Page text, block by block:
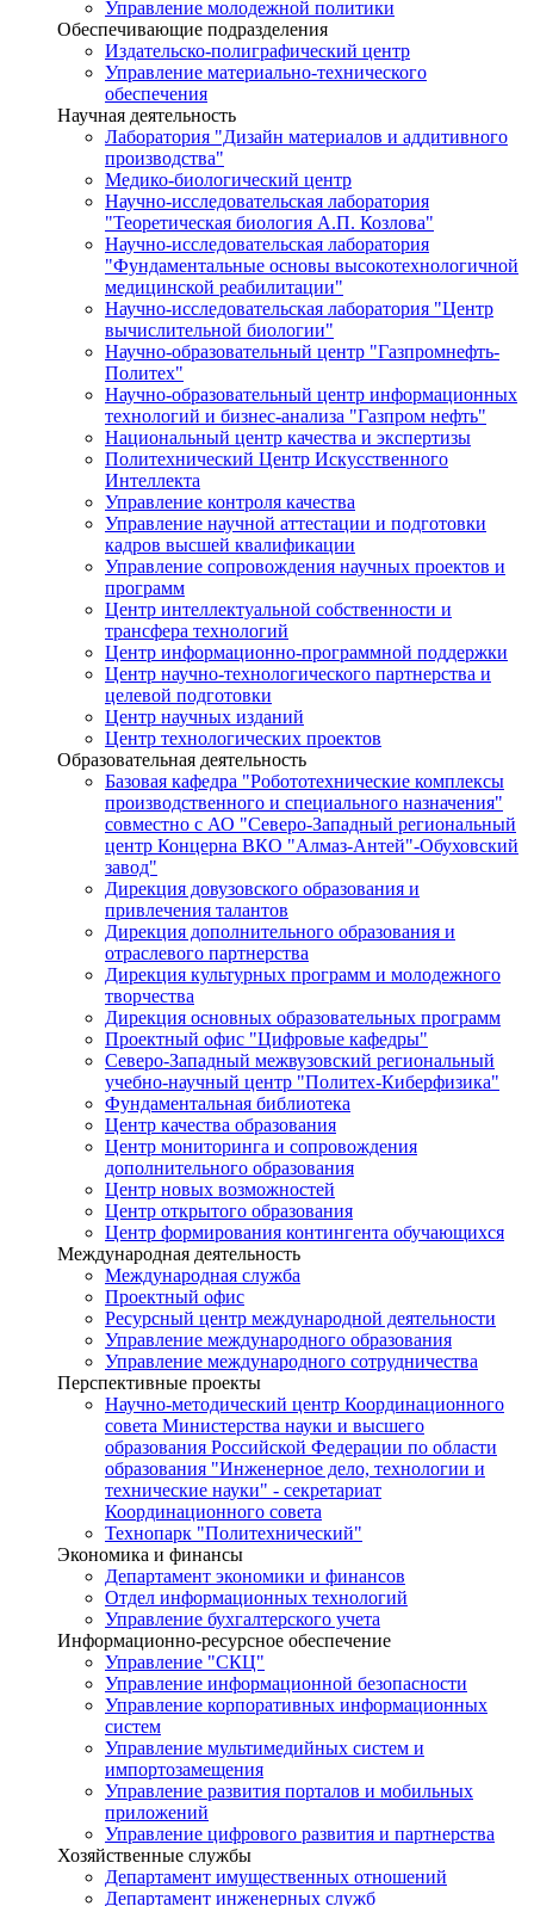
Управление молодежной политики
Обеспечивающие подразделения
Издательско-полиграфический центр
Управление материально-технического
обеспечения
Научная деятельность
Лаборатория "Дизайн материалов и аддитивного
производства"
Медико-биологический центр
Научно-исследовательская лаборатория
"Теоретическая биология А.П. Козлова"
Научно-исследовательская лаборатория
"Фундаментальные основы высокотехнологичной
медицинской реабилитации"
Научно-исследовательская лаборатория "Центр
вычислительной биологии"
Научно-образовательный центр "Газпромнефть-
Политех"
Научно-образовательный центр информационных
технологий и бизнес-анализа "Газпром нефть"
Национальный центр качества и экспертизы
Политехнический Центр Искусственного
Интеллекта
Управление контроля качества
Управление научной аттестации и подготовки
кадров высшей квалификации
Управление сопровождения научных проектов и
программ
Центр интеллектуальной собственности и
трансфера технологий
Центр информационно-программной поддержки
Центр научно-технологического партнерства и
целевой подготовки
Центр научных изданий
Центр технологических проектов
Образовательная деятельность
Базовая кафедра "Робототехнические комплексы
производственного и специального назначения"
совместно с АО "Северо-Западный региональный
центр Концерна ВКО "Алмаз-Антей"-Обуховский
завод"
Дирекция довузовского образования и
привлечения талантов
Дирекция дополнительного образования и
отраслевого партнерства
Дирекция культурных программ и молодежного
творчества
Дирекция основных образовательных программ
Проектный офис "Цифровые кафедры"
Северо-Западный межвузовский региональный
учебно-научный центр "Политех-Киберфизика"
Фундаментальная библиотека
Центр качества образования
Центр мониторинга и сопровождения
дополнительного образования
Центр новых возможностей
Центр открытого образования
Центр формирования контингента обучающихся
Международная деятельность
Международная служба
Проектный офис
Ресурсный центр международной деятельности
Управление международного образования
Управление международного сотрудничества
Перспективные проекты
Научно-методический центр Координационного
совета Министерства науки и высшего
образования Российской Федерации по области
образования "Инженерное дело, технологии и
технические науки" - секретариат
Координационного совета
Технопарк "Политехнический"
Экономика и финансы
Департамент экономики и финансов
Отдел информационных технологий
Управление бухгалтерского учета
Информационно-ресурсное обеспечение
Управление "СКЦ"
Управление информационной безопасности
Управление корпоративных информационных
систем
Управление мультимедийных систем и
импортозамещения
Управление развития порталов и мобильных
приложений
Управление цифрового развития и партнерства
Хозяйственные службы
Департамент имущественных отношений
Департамент инженерных служб